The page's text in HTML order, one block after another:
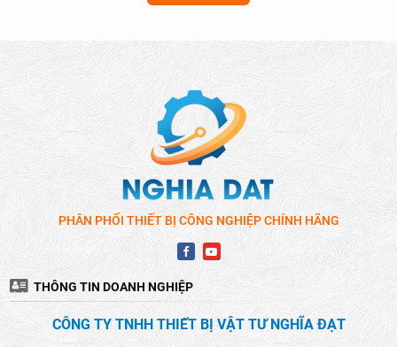
PHÂN PHỐI THIẾT BỊ CÔNG NGHIỆP CHÍNH HÃNG
THÔNG TIN DOANH NGHIỆP
CÔNG TY TNHH THIẾT BỊ VẬT TƯ NGHĨA ĐẠT